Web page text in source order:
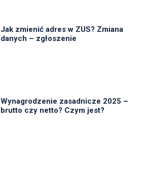
Jak zmienić adres w ZUS? Zmiana
danych – zgłoszenie
Wynagrodzenie zasadnicze 2025 –
brutto czy netto? Czym jest?